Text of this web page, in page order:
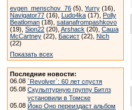
evgen_menschov_76 (5), Yurry (16),
Navigator77 (16), Ludo4ka (17), Polly
Beatloman (18), satanafrompashkovo
(19), Sion22 (20), Arshack (20), Саша
McCartney (22), Басист (22), Nich
(22)
Показать всех
Последние новости:
06.08 `Revolver`: 60 лет спустя
05.08 Скульптурную группу Битлз
установили в Томске
05.08 Йоко Оно переиздаст альбом